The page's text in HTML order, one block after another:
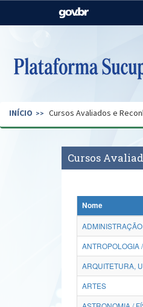
Casa Civil
Pecuária e Abastecimento
Secretaria de Governo
INÍCIO Cursos Avaliados e
Cursos
Nome
ANTROPOLOGIA
ARQUITETURA,
ARTES